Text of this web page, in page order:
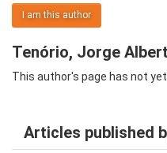
I am this author
Tenório, Jorge
This author's page has not
Articles published